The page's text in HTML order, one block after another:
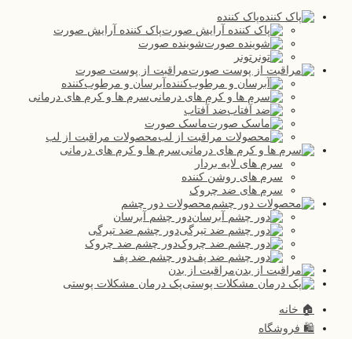
پاک کننده
پاک کننده آرایش صورت
شوینده صورت
تونر
مراقبت از پوست صورت
آبرسان و مرطوب‌کننده
سرم ها و کرم های درمانی
ضد آفتاب
ماسک صورت
محصولات مراقبت از لب
سرم ها و کرم های درمانی
سرم های لایه بردار
سرم های روشن کننده
سرم های ضد چروک
محصولات دور چشم
دور چشم آبرسان
دور چشم ضد تیرگی
دور چشم ضد چروک
دور چشم ضد پف
مراقبت از بدن
پک درمان مشکلات پوستی
🏠 خانه
🛍️ فروشگاه